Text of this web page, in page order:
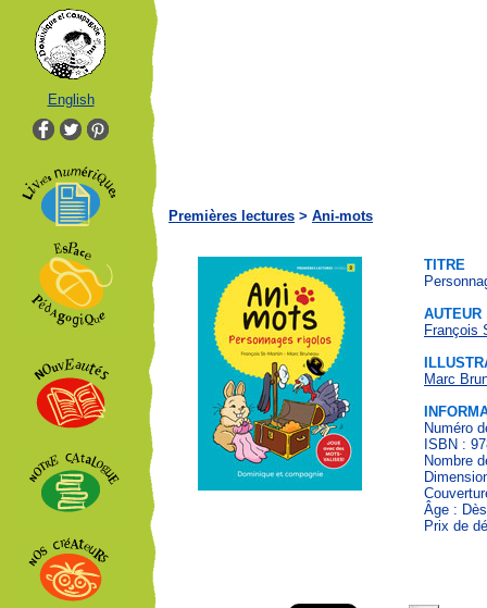
English
Premières lectures > Ani-mots
TITRE
AUTEUR
François
Marc
Numéro
ISBN :
Nombre
Âge :
Prix de